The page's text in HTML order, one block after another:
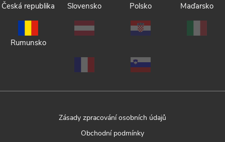
Česká republika Slovensko Polsko Maďarsko
Rumunsko
Zásady zpracování osobních údajů
Obchodní podmínky